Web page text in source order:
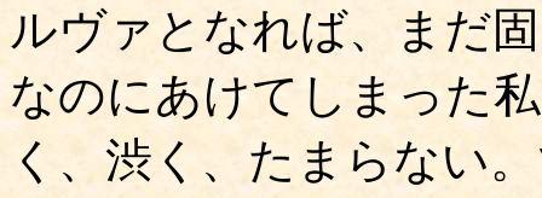
ルヴァとなれば、まだ
なのにあけてしまった
く、渋く、たまらない